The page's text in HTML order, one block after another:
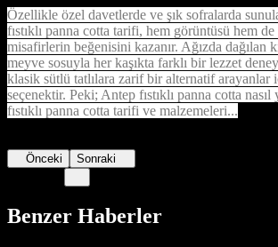
Özellikle özel davetlerde ve şık sofralarda
fıstıklı panna cotta tarifi, hem görüntüsü hem
misafirlerin beğenisini kazanır. Ağızda dağılan
meyve sosuyla her kaşıkta farklı bir lezzet
klasik sütlü tatlılara zarif bir alternatif arayanlar
seçenektir. Peki; Antep fıstıklı panna cotta nasıl
fıstıklı panna cotta tarifi ve malzemeleri...
Önceki Sonraki
Benzer Haberler